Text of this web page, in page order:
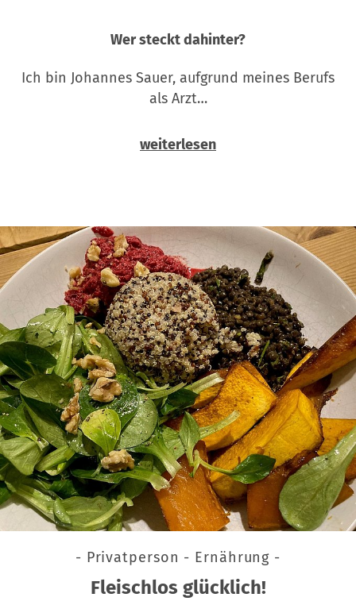
Wer steckt dahinter?
Ich bin Johannes Sauer, aufgrund meines Berufs
als Arzt…
weiterlesen
- Privatperson - Ernährung -
Fleischlos glücklich!